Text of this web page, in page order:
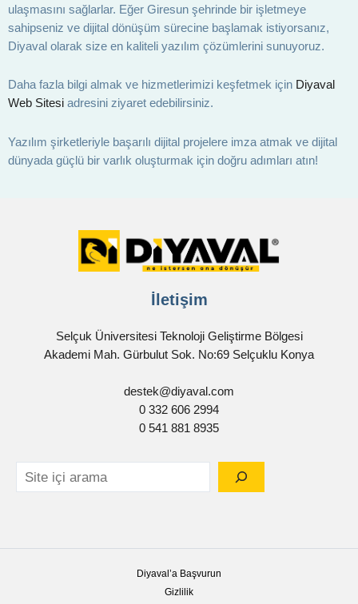
ulaşmasını sağlarlar. Eğer Giresun şehrinde bir işletmeye
sahipseniz ve dijital dönüşüm sürecine başlamak istiyorsanız,
Diyaval olarak size en kaliteli yazılım çözümlerini sunuyoruz.
Daha fazla bilgi almak ve hizmetlerimizi keşfetmek için Diyaval
Web Sitesi adresini ziyaret edebilirsiniz.
Yazılım şirketleriyle başarılı dijital projelere imza atmak ve dijital
dünyada güçlü bir varlık oluşturmak için doğru adımları atın!
İletişim
Selçuk Üniversitesi Teknoloji Geliştirme Bölgesi
Akademi Mah. Gürbulut Sok. No:69 Selçuklu Konya
destek@diyaval.com
0 332 606 2994
0 541 881 8935
Diyaval’a Başvurun
Gizlilik